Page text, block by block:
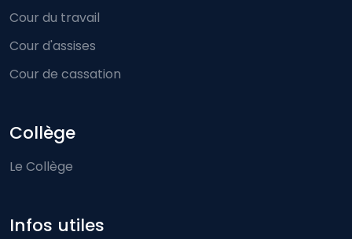
Cour du travail
Cour d'assises
Cour de cassation
Collège
Le Collège
Infos utiles